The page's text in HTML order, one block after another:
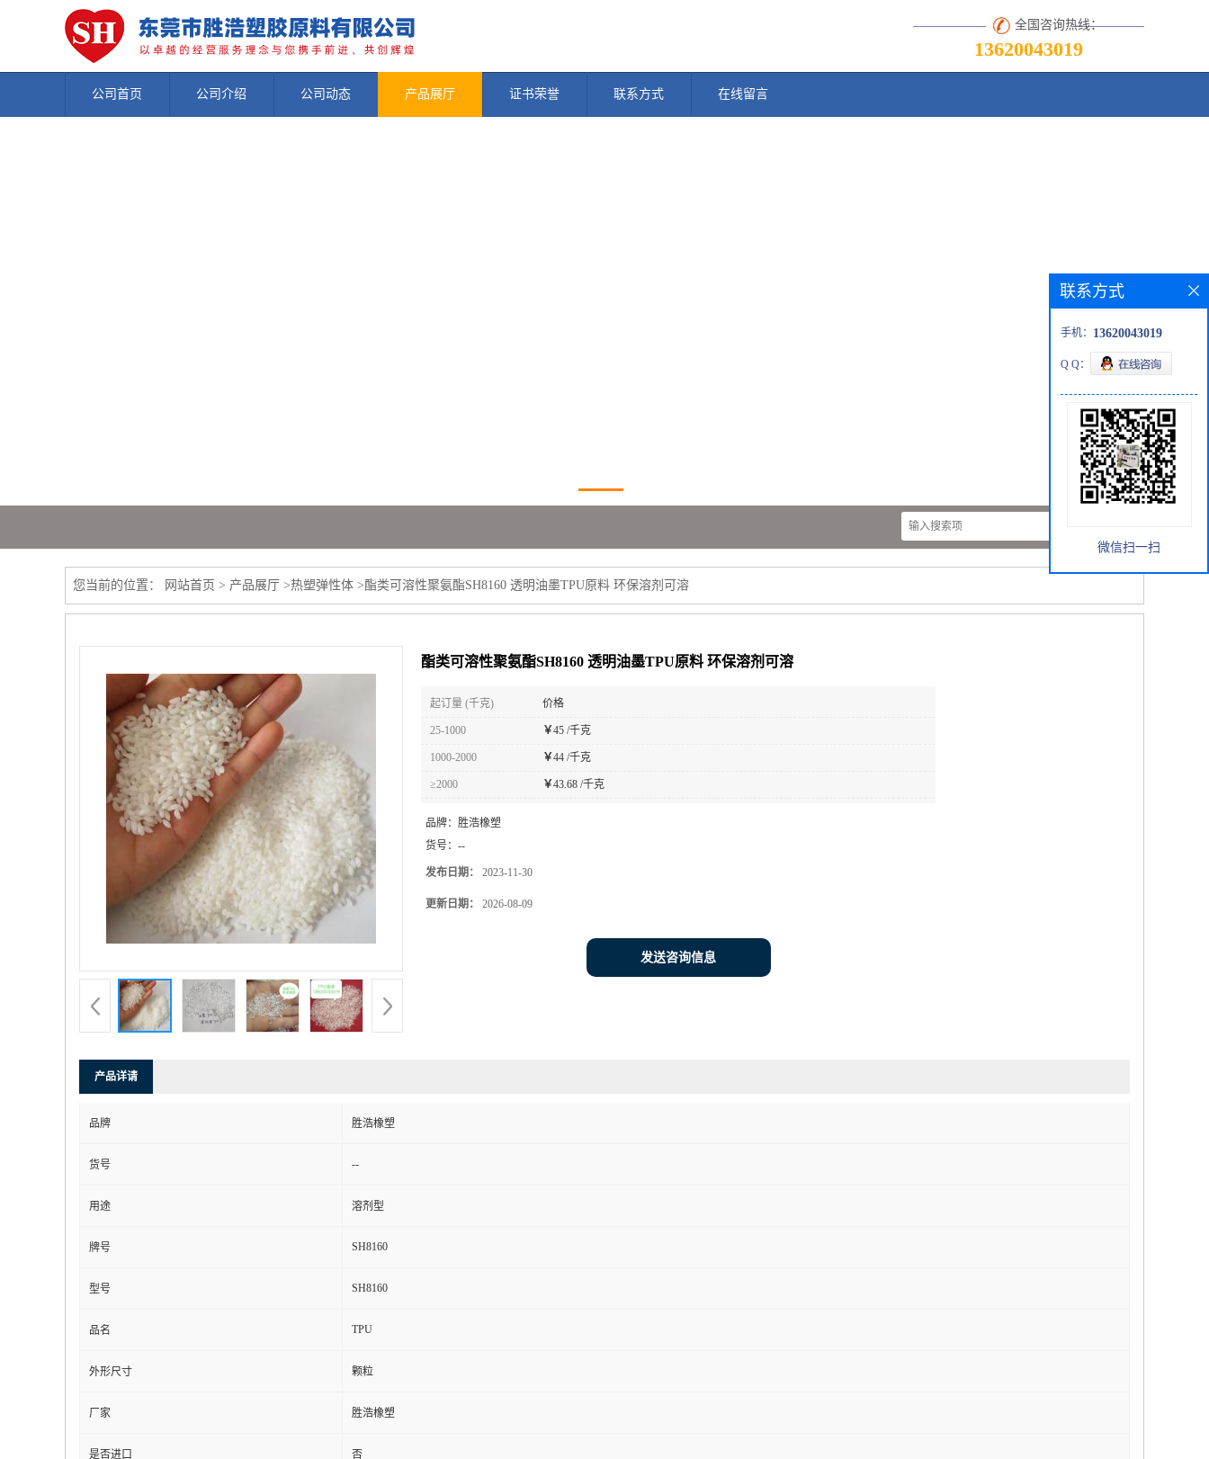
全国咨询热线：
13620043019
公司首页 公司介绍 公司动态 产品展厅 证书荣誉 联系方式 在线留言
您当前的位置： 网站首页 > 产品展厅 >热塑弹性体 >酯类可溶性聚氨酯SH8160 透明油墨TPU原料 环保溶剂可溶
酯类可溶性聚氨酯SH8160 透明油墨TPU原料 环保溶剂可溶
起订量 (千克) 价格
25-1000 ￥45 /千克
1000-2000 ￥44 /千克
≥2000 ￥43.68 /千克
品牌： 胜浩橡塑
货号： --
发布日期： 2023-11-30
更新日期： 2026-08-09
发送咨询信息
产品详请
品牌 胜浩橡塑
货号 --
用途 溶剂型
牌号 SH8160
型号 SH8160
品名 TPU
外形尺寸 颗粒
厂家 胜浩橡塑
是否进口 否
联系方式
手机： 13620043019
Q Q：
微信扫一扫